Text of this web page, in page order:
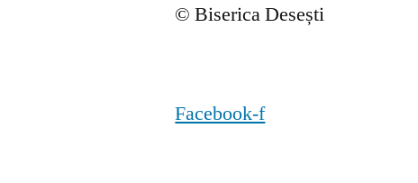
© Biserica Desești
Facebook-f